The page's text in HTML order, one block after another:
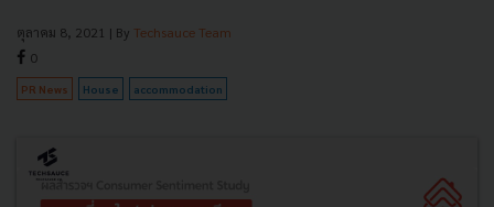
ตุลาคม 8, 2021 | By Techsauce Team
0
PR News House accommodation